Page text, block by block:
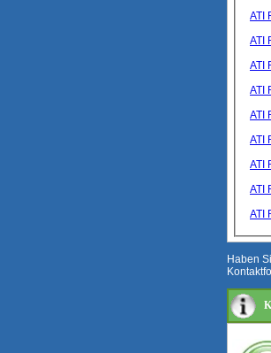
ATI
ATI
ATI
ATI
ATI
ATI
ATI
ATI
ATI
Haben